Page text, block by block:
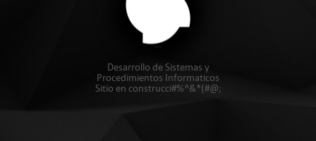
Desarrollo de Sistemas y
Procedimientos Informaticos
Sitio en construcci#%^&*(#@;